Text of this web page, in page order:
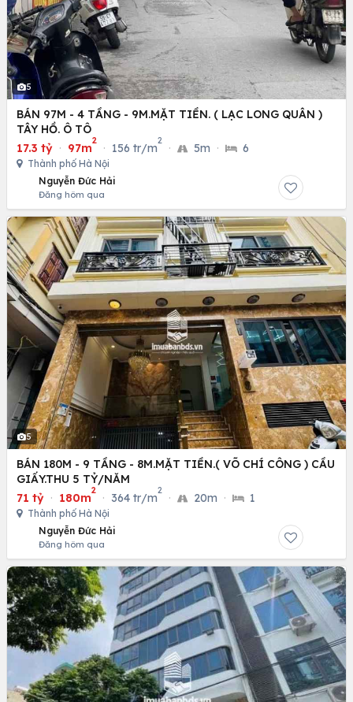
5
BÁN 97M - 4 TẦNG - 9M.MẶT TIỀN. ( LẠC LONG QUÂN )
TÂY HỒ. Ô TÔ
17.3 tỷ · 97m
2
· 156 tr/m
2
· 5m · 6
Thành phố Hà Nội
Nguyễn Đức Hải
Đăng hôm qua
5
BÁN 180M - 9 TẦNG - 8M.MẶT TIỀN.( VÕ CHÍ CÔNG ) CẦU
GIẤY.THU 5 TỶ/NĂM
71 tỷ · 180m
2
· 364 tr/m
2
· 20m · 1
Thành phố Hà Nội
Nguyễn Đức Hải
Đăng hôm qua